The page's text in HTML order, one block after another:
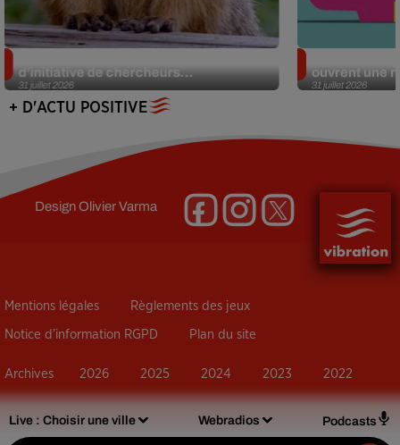
Live : Choisir une ville Webradios Podcasts
31 juillet 2026
d’initiative de chercheurs...
31 juillet 2026
ouvrent une
+ D'ACTU POSITIVE
DesignOlivier Varma
Mentions légales Règlements des jeux
Notice d’information RGPD Plan du site
Archives 2026 2025 2024 2023 2022